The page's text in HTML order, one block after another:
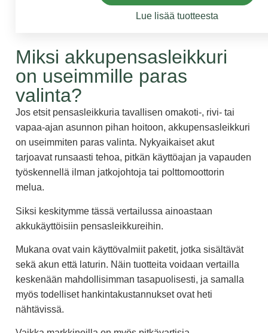
Lue lisää tuotteesta
Miksi akkupensasleikkuri
on useimmille paras
valinta?
Jos etsit pensasleikkuria tavallisen omakoti-, rivi- tai
vapaa-ajan asunnon pihan hoitoon, akkupensasleikkuri
on useimmiten paras valinta. Nykyaikaiset akut
tarjoavat runsaasti tehoa, pitkän käyttöajan ja vapauden
työskennellä ilman jatkojohtoja tai polttomoottorin
melua.
Siksi keskitymme tässä vertailussa ainoastaan
akkukäyttöisiin pensasleikkureihin.
Mukana ovat vain käyttövalmiit paketit, jotka sisältävät
sekä akun että laturin. Näin tuotteita voidaan vertailla
keskenään mahdollisimman tasapuolisesti, ja samalla
myös todelliset hankintakustannukset ovat heti
nähtävissä.